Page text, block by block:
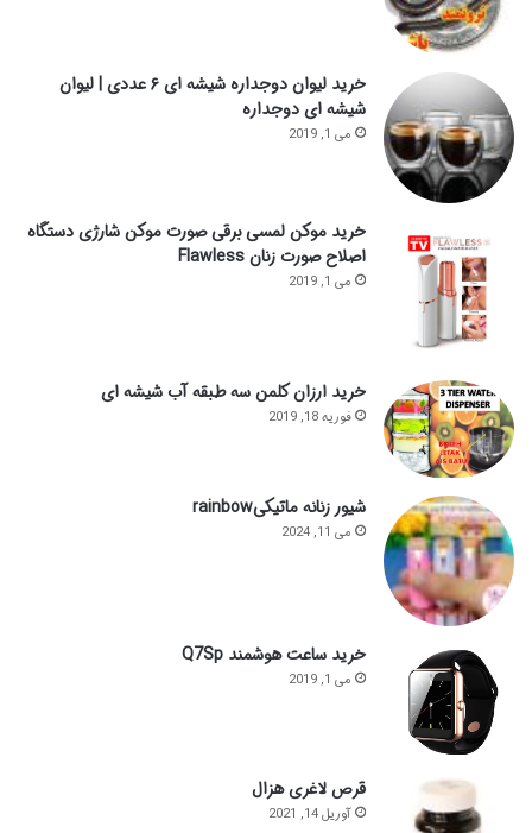
خرید لیوان دوجداره شیشه ای ۶ عددی | لیوان
شیشه ای دوجداره
می 1, 2019
خرید موکن لمسی برقی صورت موکن شارژی دستگاه
اصلاح صورت زنان Flawless
می 1, 2019
خرید ارزان کلمن سه طبقه آب شیشه ای
فوریه 18, 2019
شیور زنانه ماتیکیrainbow
می 11, 2024
خرید ساعت هوشمند Q7Sp
می 1, 2019
قرص لاغری هزال
آوریل 14, 2021